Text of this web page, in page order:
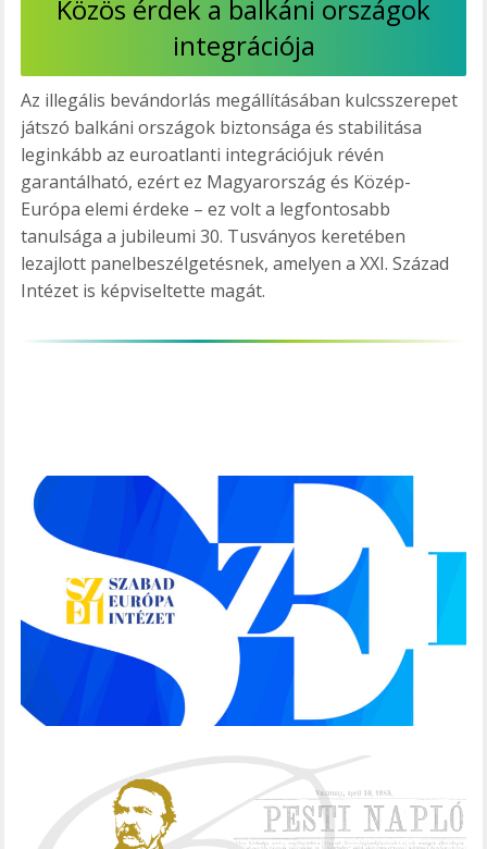
Közös érdek a balkáni országok
integrációja
Az illegális bevándorlás megállításában kulcsszerepet
játszó balkáni országok biztonsága és stabilitása
leginkább az euroatlanti integrációjuk révén
garantálható, ezért ez Magyarország és Közép-
Európa elemi érdeke – ez volt a legfontosabb
tanulsága a jubileumi 30. Tusványos keretében
lezajlott panelbeszélgetésnek, amelyen a XXI. Század
Intézet is képviseltette magát.